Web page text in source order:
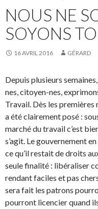
NOUS NE
SOYONS
16 AVRIL 2016 GÉRARD
Depuis plusieurs
nes, citoyen-nes,
Travail. Dès les
a été clairement posé :
marché du travail c’est
s’agit. Le gouvernement
ce qu’il restait de droits
seule finalité : libéraliser
rendant faciles et pas
sera fait les patrons
pourront licencier quand